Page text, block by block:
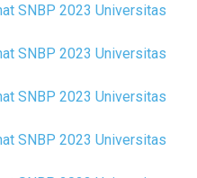
SNBP 2023 Universitas
SNBP 2023 Universitas
SNBP 2023 Universitas
SNBP 2023 Universitas